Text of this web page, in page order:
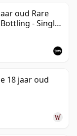
oud Rare
- Single
18 jaar oud